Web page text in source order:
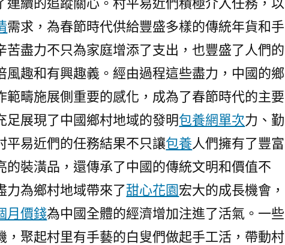
需求，為春節時代供給豐盛多樣的傳統年貨和手
苦盡力不只為家庭增添了支出，也豐盛了人們的
風趣和有興趣義。經由過程這些盡力，中國的鄉
範疇施展側重要的感化，成為了春節時代的主要
足展現了中國鄉村地域的發明包養網單次力、勤
平易近們的任務結果不只讓包養人們擁有了豐富
的裝潢品，還傳承了中國的傳統文明和價值不
力為鄉村地域帶來了甜心花園宏大的成長機會，
月價錢為中國全體的經濟增加注進了活氣。一些
，聚起村里有手藝的白叟們做起手工活，帶動村